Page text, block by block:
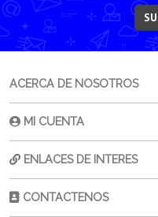
ACERCA DE NOSOTROS
MI CUENTA
ENLACES DE INTERES
CONTACTENOS